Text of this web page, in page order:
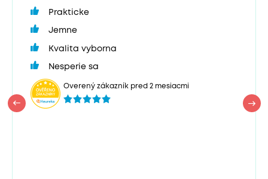
Prakticke
Jemne
Kvalita vyborna
Nesperie sa
Overený zákazník pred 2 mesiacmi